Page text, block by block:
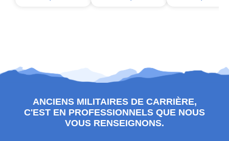
ANCIENS MILITAIRES DE CARRIÈRE,
C'EST EN PROFESSIONNELS QUE NOUS
VOUS RENSEIGNONS.